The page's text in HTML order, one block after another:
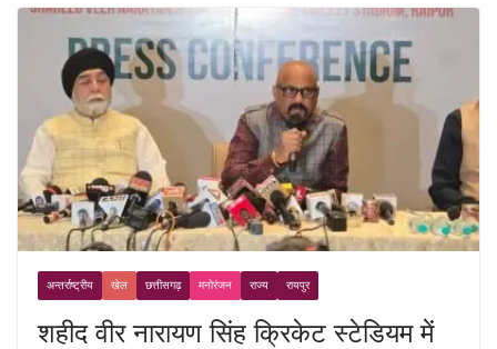
अन्तर्राष्ट्रीय खेल छत्तीसगढ़ मनोरंजन राज्य रायपुर
शहीद वीर नारायण सिंह क्रिकेट स्टेडियम में